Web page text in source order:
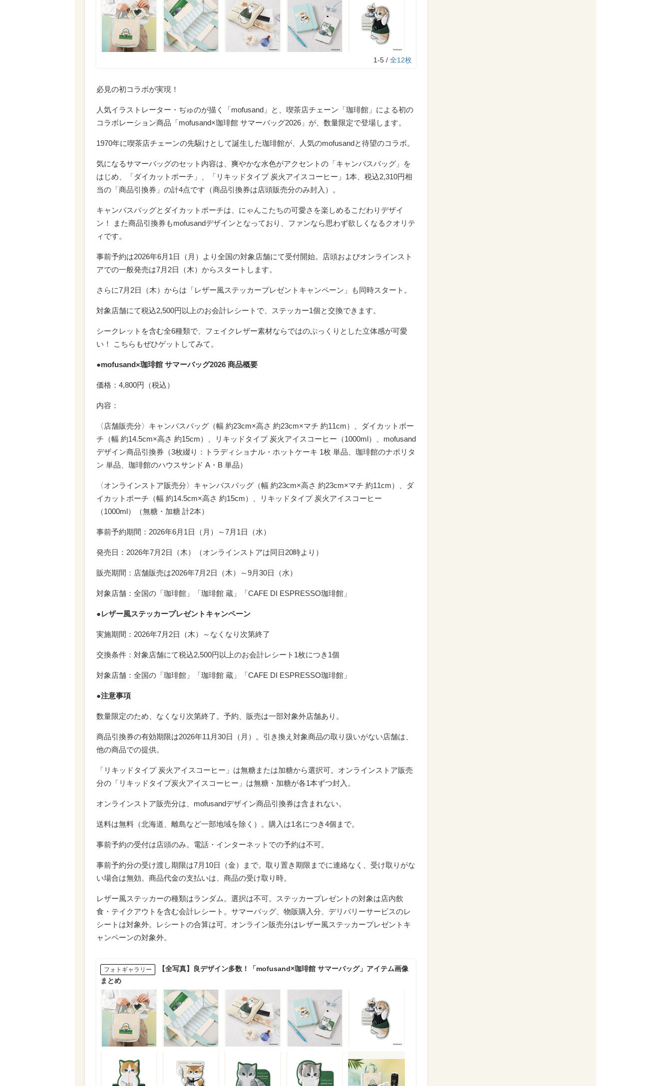
1-5 / 全12枚
必見の初コラボが実現！
人気イラストレーター・ぢゅのが描く「mofusand」と、喫茶店チェーン「珈琲館」による初の
コラボレーション商品「mofusand×珈琲館 サマーバッグ2026」が、数量限定で登場します。
1970年に喫茶店チェーンの先駆けとして誕生した珈琲館が、人気のmofusandと待望のコラボ。
気になるサマーバッグのセット内容は、爽やかな水色がアクセントの「キャンバスバッグ」を
はじめ、「ダイカットポーチ」、「リキッドタイプ 炭火アイスコーヒー」1本、税込2,310円相
当の「商品引換券」の計4点です（商品引換券は店頭販売分のみ封入）。
キャンバスバッグとダイカットポーチは、にゃんこたちの可愛さを楽しめるこだわりデザイ
ン！ また商品引換券もmofusandデザインとなっており、ファンなら思わず欲しくなるクオリテ
ィです。
事前予約は2026年6月1日（月）より全国の対象店舗にて受付開始。店頭およびオンラインスト
アでの一般発売は7月2日（木）からスタートします。
さらに7月2日（木）からは「レザー風ステッカープレゼントキャンペーン」も同時スタート。
対象店舗にて税込2,500円以上のお会計レシートで、ステッカー1個と交換できます。
シークレットを含む全6種類で、フェイクレザー素材ならではのぷっくりとした立体感が可愛
い！ こちらもぜひゲットしてみて。
●mofusand×珈琲館 サマーバッグ2026 商品概要
価格：4,800円（税込）
内容：
〈店舗販売分〉キャンバスバッグ（幅 約23cm×高さ 約23cm×マチ 約11cm）、ダイカットポー
チ（幅 約14.5cm×高さ 約15cm）、リキッドタイプ 炭火アイスコーヒー（1000ml）、mofusand
デザイン商品引換券（3枚綴り：トラディショナル・ホットケーキ 1枚 単品、珈琲館のナポリタ
ン 単品、珈琲館のハウスサンド A・B 単品）
〈オンラインストア販売分〉キャンバスバッグ（幅 約23cm×高さ 約23cm×マチ 約11cm）、ダ
イカットポーチ（幅 約14.5cm×高さ 約15cm）、リキッドタイプ 炭火アイスコーヒー
（1000ml）（無糖・加糖 計2本）
事前予約期間：2026年6月1日（月）～7月1日（水）
発売日：2026年7月2日（木）（オンラインストアは同日20時より）
販売期間：店舗販売は2026年7月2日（木）～9月30日（水）
対象店舗：全国の「珈琲館」「珈琲館 蔵」「CAFE DI ESPRESSO珈琲館」
●レザー風ステッカープレゼントキャンペーン
実施期間：2026年7月2日（木）～なくなり次第終了
交換条件：対象店舗にて税込2,500円以上のお会計レシート1枚につき1個
対象店舗：全国の「珈琲館」「珈琲館 蔵」「CAFE DI ESPRESSO珈琲館」
●注意事項
数量限定のため、なくなり次第終了。予約、販売は一部対象外店舗あり。
商品引換券の有効期限は2026年11月30日（月）。引き換え対象商品の取り扱いがない店舗は、
他の商品での提供。
「リキッドタイプ 炭火アイスコーヒー」は無糖または加糖から選択可。オンラインストア販売
分の「リキッドタイプ炭火アイスコーヒー」は無糖・加糖が各1本ずつ封入。
オンラインストア販売分は、mofusandデザイン商品引換券は含まれない。
送料は無料（北海道、離島など一部地域を除く）。購入は1名につき4個まで。
事前予約の受付は店頭のみ。電話・インターネットでの予約は不可。
事前予約分の受け渡し期限は7月10日（金）まで。取り置き期限までに連絡なく、受け取りがな
い場合は無効。商品代金の支払いは、商品の受け取り時。
レザー風ステッカーの種類はランダム。選択は不可。ステッカープレゼントの対象は店内飲
食・テイクアウトを含む会計レシート。サマーバッグ、物販購入分、デリバリーサービスのレ
シートは対象外。レシートの合算は可。オンライン販売分はレザー風ステッカープレゼントキ
ャンペーンの対象外。
フォトギャラリー
【全写真】良デザイン多数！「mofusand×珈琲館 サマーバッグ」アイテム画像
まとめ